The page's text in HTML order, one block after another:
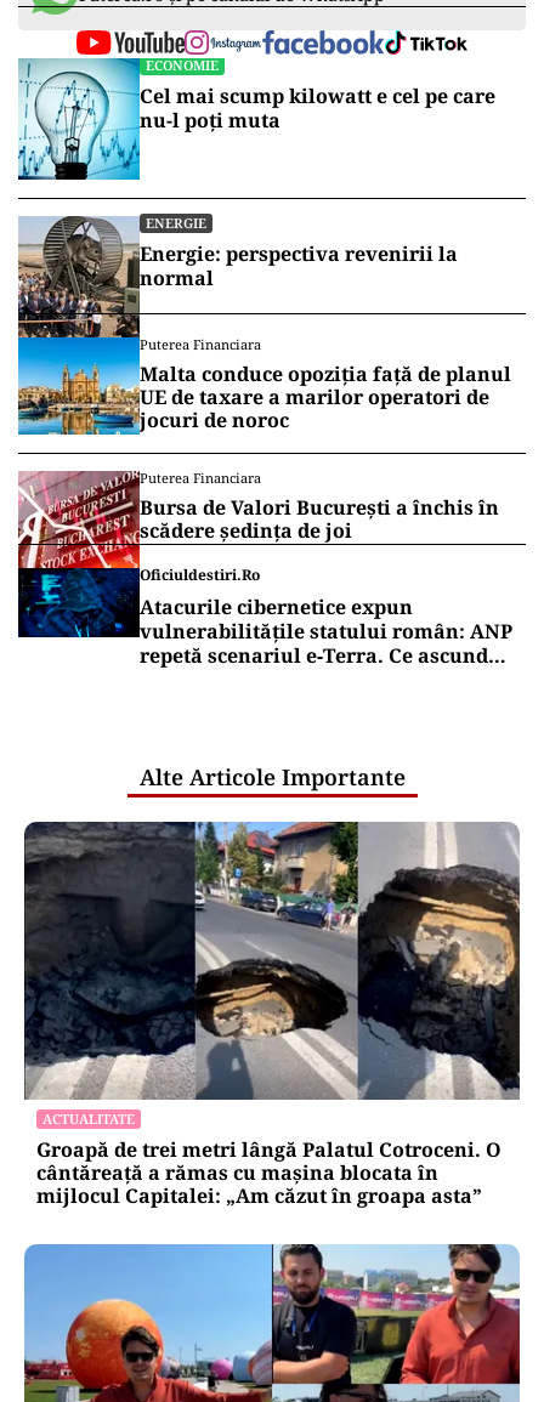
ECONOMIE
Cel mai scump kilowatt e cel pe care
nu-l poți muta
ENERGIE
Energie: perspectiva revenirii la
normal
Puterea Financiara
Malta conduce opoziția față de planul
UE de taxare a marilor operatori de
jocuri de noroc
Puterea Financiara
Bursa de Valori București a închis în
scădere ședința de joi
Oficiuldestiri.ro
Atacurile cibernetice expun
vulnerabilitățile statului român: ANP
repetă scenariul e‑Terra. Ce ascund
Alte Articole Importante
ACTUALITATE
Groapă de trei metri lângă Palatul Cotroceni. O
cântăreață a rămas cu mașina blocata în
mijlocul Capitalei: „Am căzut în groapa asta”